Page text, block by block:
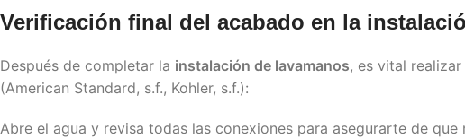
Verificación final del acabado en la
Después de completar la instalación de lavamanos, es vital
(American Standard, s.f., Kohler, s.f.):
Abre el agua y revisa todas las conexiones para asegurarte de